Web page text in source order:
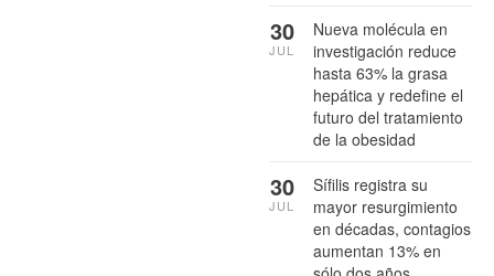
Nueva molécula en
investigación reduce
hasta 63% la grasa
hepática y redefine el
futuro del tratamiento
de la obesidad
30
JUL
Sífilis registra su
mayor resurgimiento
en décadas, contagios
aumentan 13% en
30
JUL